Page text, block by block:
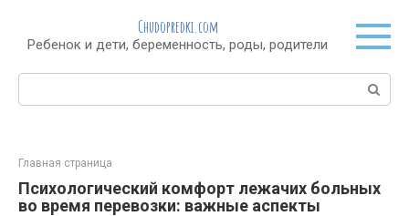
контенту
Chudopredki.com
Ребенок и дети, беременность, роды, родители
Поиск:
Главная страница
Психологический комфорт лежачих больных
во время перевозки: важные аспекты